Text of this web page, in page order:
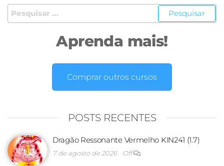
Aprenda mais!
Comprar outros cursos
POSTS RECENTES
Dragão Ressonante Vermelho KIN241 (1.7)
7 de agosto de 2026 Off